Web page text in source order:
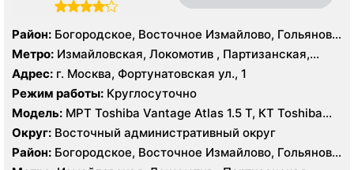
Район: Богородское, Восточное Измайлово, Гольяново,
Измайлово, Соколиная Гора
Метро: Измайловская, Локомотив , Партизанская,
Преображенская площадь, Черкизовская
Адрес: г. Москва, Фортунатовская ул., 1
Режим работы: Круглосуточно
Модель: МРТ Toshiba Vantage Atlas 1.5 Т, КТ Toshiba
Aquilion Prime 160 срезов, Toshiba Aquilion CXL 128
срезов, Body Tom 32 среза УЗИ GE Voluson E8, GE Vivid
9
Округ: Восточный административный округ
Район: Богородское, Восточное Измайлово, Гольяново,
Измайлово, Соколиная Гора